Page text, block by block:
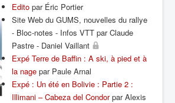
Edito par Éric Portier
Site Web du GUMS, nouvelles du rallye
- Bloc-notes - Infos VTT par Claude
Pastre - Daniel Vaillant
Expé Terre de Baffin : A ski, à pied et à
la nage par Paule Arnal
Expé : Un été en Bolivie : Partie 2 :
Illimani – Cabeza del Condorpar Alexis